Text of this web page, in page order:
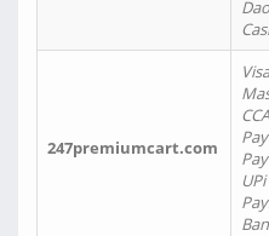
247premiumcart.com